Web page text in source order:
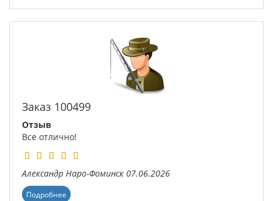
Заказ 100499
Отзыв
Все отлично!
Александр Наро-Фоминск 07.06.2026
Подробнее